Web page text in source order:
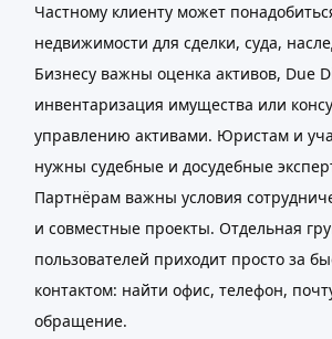
Частному клиенту может
недвижимости для сделки, суда,
Бизнесу важны оценка активов, Due
инвентаризация имущества или
управлению активами. Юристам и
нужны судебные и досудебные
Партнёрам важны условия
и совместные проекты. Отдельная
пользователей приходит просто за
контактом: найти офис, телефон,
обращение.